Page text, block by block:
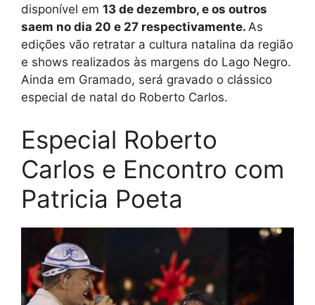
disponível em 13 de dezembro, e os outros
saem no dia 20 e 27 respectivamente. As
edições vão retratar a cultura natalina da região
e shows realizados às margens do Lago Negro.
Ainda em Gramado, será gravado o clássico
especial de natal do Roberto Carlos.
Especial Roberto
Carlos e Encontro com
Patricia Poeta